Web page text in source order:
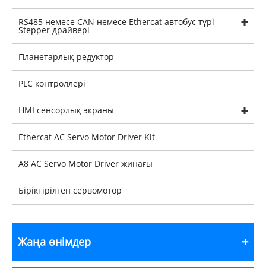
RS485 немесе CAN немесе Ethercat автобус түрі
Stepper драйвері
Планетарлық редуктор
PLC контроллері
HMI сенсорлық экраны
Ethercat AC Servo Motor Driver Kit
A8 AC Servo Motor Driver жинағы
Біріктірілген сервомотор
Жаңа өнімдер